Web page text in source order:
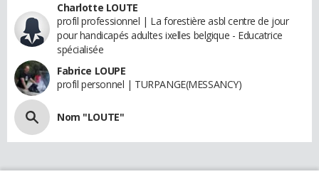
Charlotte LOUTE
profil professionnel | La forestière asbl centre de jour
pour handicapés adultes ixelles belgique - Educatrice
spécialisée
Fabrice LOUPE
profil personnel | TURPANGE(MESSANCY)
Nom "LOUTE"